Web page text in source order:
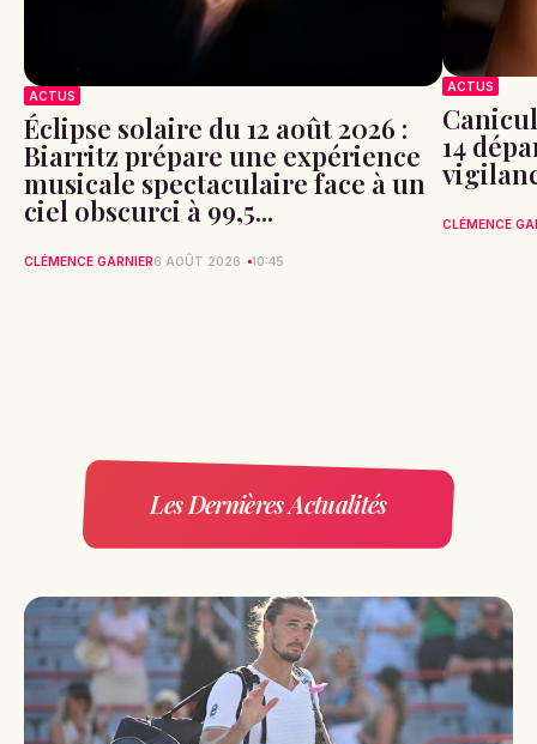
ACTUS
Éclipse solaire du 12 août 2026 :
Biarritz prépare une expérience
musicale spectaculaire face à un
ciel obscurci à 99,5...
CLÉMENCE GARNIER6 AOÛT 2026 10:45
ACTUS
14
CLÉMENCE
Les Dernières Actualités